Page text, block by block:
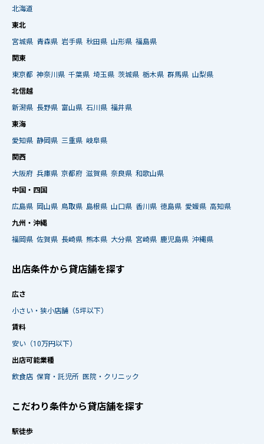
北海道
東北
宮城県 青森県 岩手県 秋田県 山形県 福島県
関東
東京都 神奈川県 千葉県 埼玉県 茨城県 栃木県 群馬県 山梨県
北信越
新潟県 長野県 富山県 石川県 福井県
東海
愛知県 静岡県 三重県 岐阜県
関西
大阪府 兵庫県 京都府 滋賀県 奈良県 和歌山県
中国・四国
広島県 岡山県 鳥取県 島根県 山口県 香川県 徳島県 愛媛県 高知県
九州・沖縄
福岡県 佐賀県 長崎県 熊本県 大分県 宮崎県 鹿児島県 沖縄県
出店条件から貸店舗を探す
広さ
小さい・狭小店舗（5坪以下）
賃料
安い（10万円以下）
出店可能業種
飲食店 保育・託児所 医院・クリニック
こだわり条件から貸店舗を探す
駅徒歩